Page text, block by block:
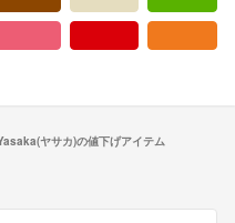
チカラー
ヤサカ)の値下げアイテム